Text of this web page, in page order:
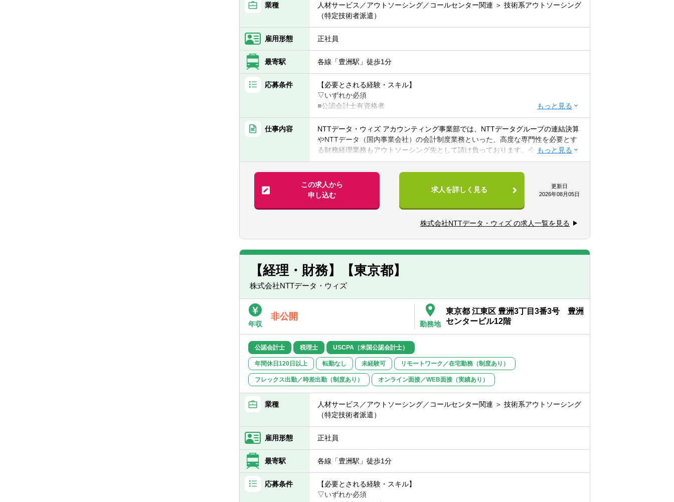
安となります）
業種
人材サービス／アウトソーシング／コールセンター関連 ＞ 技術系アウトソーシング
（特定技術者派遣）
雇用形態 正社員
最寄駅 各線「豊洲駅」徒歩1分
応募条件
【必要とされる経験・スキル】
▽いずれか必須
■公認会計士有資格者
■USCPA（米国公認会計士）有資格者
■税理士有資格者
【求められる人物像】
【キャリアパス】
■ご入社後は、5-8名前後の担当リーダーからスタートし、企業風土への慣れと業務
習熟にあわせて、マネジメント対象範囲が拡がっていきます。
また、シェアードサービス事業の高度化を牽引する役割も期待しています。
■直近で想定されるキャリアアップとしては、NTTデータ及びグループ全体の連結決
仕事内容
NTTデータ・ウィズ アカウンティング事業部では、NTTデータグループの連結決算
やNTTデータ（国内事業会社）の会計制度業務といった、高度な専門性を必要とす
る財務経理業務もアウトソーシング先として請け負っております。今後もより一層
の成長を続けるNTTデータグループの大規模な財務経理業務に対し、専門的な知見
をもとに、主体的に幅広く活躍してくださる仲間を募集いたします。
【職務内容】
・NTTデータ（国内事業会社）の単体決算、税務関連業務
・現場プロジェクト等からの会計相談対応／財務諸表/内部統制監査対応（監査人協
議含む）
【具体的には】
■職務内容に記載した業務について、チームメンバーが作成する資料を会計士や税理
士の目線でのチェックから始まり、監査対応等を含む、決算業務全般を経験した後
に、マネジメント・全体統括を担当お任せする予定です。
■NTTグループの下、NTTデータグループも2018年度からIFRSを導入しています。
NTTデータグループは上場廃止となったものの、NTTグループにおけるその経営上
の位置づけ、業績開示の重要性は増加しており、特に決算業務においては、専門的
な知見を十分に活かせる環境があります。
【組織】
アカウンティング事業部 第三サービス部 決算担当 約50名
アカウンティング事業部 第四サービス部 会計制度担当 約15名
※アカウンティング事業部全体所属員数 約180名
※部長40代、課長・課長代理ともに30代～40代前半の比較的若いチームです。
います（手当の支給には別途条件あり）
この求人から
申し込む
求人を詳しく見る
更新日
2026年08月05日
株式会社NTTデータ・ウィズ の求人一覧を見る
【経理・財務】【東京都】
株式会社NTTデータ・ウィズ
年収
非公開
勤務地
東京都 江東区 豊洲3丁目3番3号 豊洲
センタービル12階
公認会計士 税理士 USCPA（米国公認会計士）
年間休日120日以上 転勤なし 未経験可 リモートワーク／在宅勤務（制度あり）
フレックス出勤／時差出勤（制度あり） オンライン面接／WEB面接（実績あり）
業種
人材サービス／アウトソーシング／コールセンター関連 ＞ 技術系アウトソーシング
（特定技術者派遣）
雇用形態 正社員
最寄駅 各線「豊洲駅」徒歩1分
応募条件
【必要とされる経験・スキル】
▽いずれか必須